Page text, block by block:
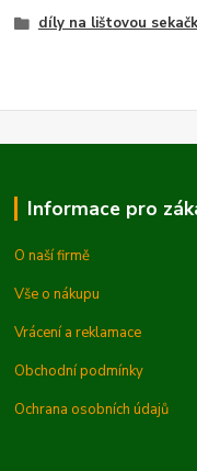
díly na lištovou
Informace pro
O naší firmě
Vše o nákupu
Vrácení a reklamace
Obchodní podmínky
Ochrana osobních údajů